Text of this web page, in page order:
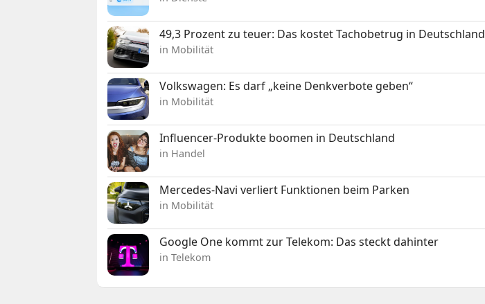
49,3 Prozent zu teuer: Das kostet Tachobetrug in Deutschland
in Mobilität
Volkswagen: Es darf „keine Denkverbote geben“
in Mobilität
Influencer-Produkte boomen in Deutschland
in Handel
Mercedes-Navi verliert Funktionen beim Parken
in Mobilität
Google One kommt zur Telekom: Das steckt dahinter
in Telekom